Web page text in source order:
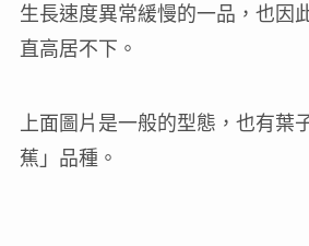
生長速度異常緩慢的一品，也因
直高居不下。
上面圖片是一般的型態，也有葉
蕉」品種。